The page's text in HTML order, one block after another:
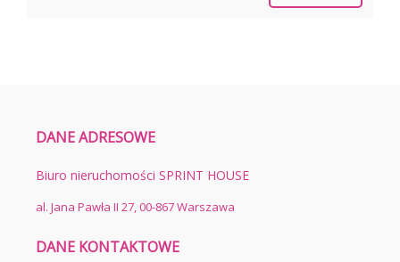
DANE ADRESOWE
Biuro nieruchomości SPRINT HOUSE
al. Jana Pawła II 27, 00-867 Warszawa
DANE KONTAKTOWE